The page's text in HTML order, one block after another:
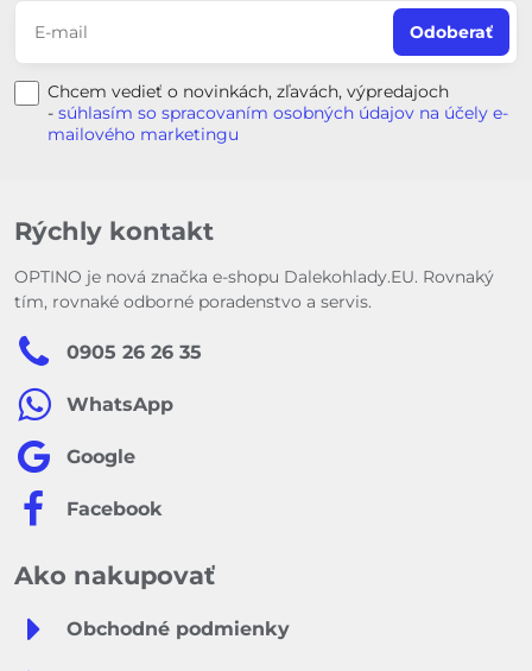
Odoberať
Chcem vedieť o novinkách, zľavách, výpredajoch
- súhlasím so spracovaním osobných údajov na účely e-
mailového marketingu
Rýchly kontakt
OPTINO je nová značka e-shopu Dalekohlady.EU. Rovnaký
tím, rovnaké odborné poradenstvo a servis.
0905 26 26 35
WhatsApp
Google
Facebook
Ako nakupovať
Obchodné podmienky